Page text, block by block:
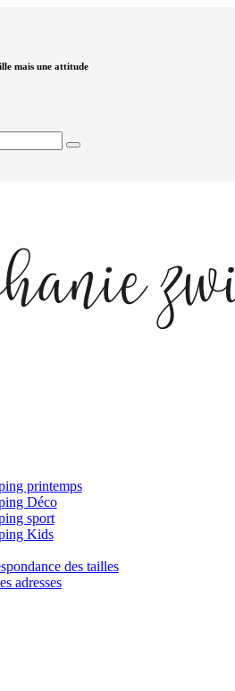
mais une attitude
printemps
Déco
sport
Kids
des tailles
adresses